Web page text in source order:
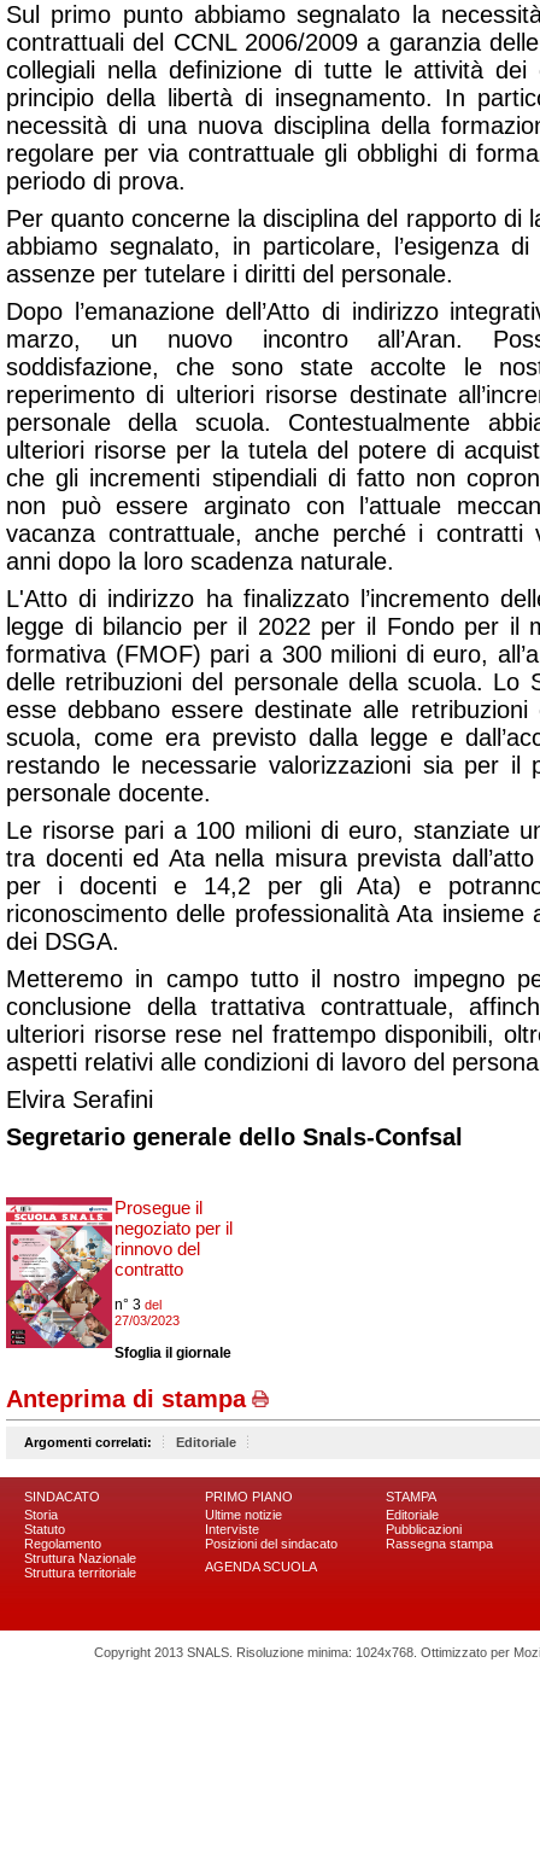
Sul primo punto abbiamo segnalato la
contrattuali del CCNL 2006/2009 a garanzia
collegiali nella definizione di tutte le attività
principio della libertà di insegnamento. In
necessità di una nuova disciplina della
regolare per via contrattuale gli obblighi di
periodo di prova.
Per quanto concerne la disciplina del rapporto di
abbiamo segnalato, in particolare, l’esigenza
assenze per tutelare i diritti del personale.
Dopo l’emanazione dell’Atto di indirizzo
marzo, un nuovo incontro all’Aran.
soddisfazione, che sono state accolte le
reperimento di ulteriori risorse destinate
personale della scuola. Contestualmente
ulteriori risorse per la tutela del potere di
che gli incrementi stipendiali di fatto non
non può essere arginato con l’attuale
vacanza contrattuale, anche perché i contratti
anni dopo la loro scadenza naturale.
L'Atto di indirizzo ha finalizzato l’incremento
legge di bilancio per il 2022 per il Fondo per il
formativa (FMOF) pari a 300 milioni di euro,
delle retribuzioni del personale della scuola. Lo
esse debbano essere destinate alle
scuola, come era previsto dalla legge e
restando le necessarie valorizzazioni sia per il
personale docente.
Le risorse pari a 100 milioni di euro, stanziate
tra docenti ed Ata nella misura prevista
per i docenti e 14,2 per gli Ata) e potranno
riconoscimento delle professionalità Ata insieme
dei DSGA.
Metteremo in campo tutto il nostro impegno
conclusione della trattativa contrattuale,
ulteriori risorse rese nel frattempo disponibili,
aspetti relativi alle condizioni di lavoro del
Elvira Serafini
Segretario generale dello Snals-Confsal
Prosegue il
negoziato per il
rinnovo del
contratto
n° 3 del
27/03/2023
Sfoglia il giornale
Anteprima di stampa
Argomenti correlati: Editoriale
SINDACATO
Storia
Statuto
Regolamento
Struttura Nazionale
Struttura territoriale
PRIMO PIANO
Ultime notizie
Interviste
Posizioni del sindacato
AGENDA SCUOLA
STAMPA
Editoriale
Pubblicazioni
Rassegna stampa
Copyright 2013 SNALS. Risoluzione minima: 1024x768. Ottimizzato per